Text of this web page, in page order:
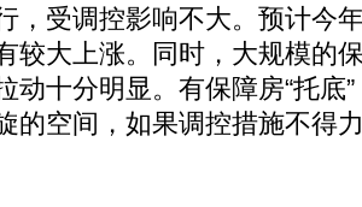
，受调控影响不大。预计今
较大上涨。同时，大规模的
动十分明显。有保障房“托底
的空间，如果调控措施不得